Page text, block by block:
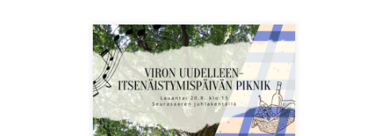
Tervetuloa Viron
uudelleenitsenäistymispäivänä
lauantaina 20. elokuuta kello 15
Seurasaareen!